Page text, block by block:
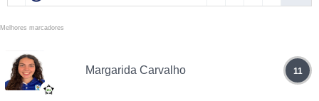
Melhores marcadores
Margarida Carvalho 11